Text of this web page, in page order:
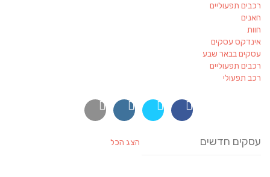
רכבים תפעוליים
חאנים
חוות
אינדקס עסקים
עסקים בבאר שבע
רכבים תפעוליים
רכב תפעולי
עסקים חדשים הצג הכל